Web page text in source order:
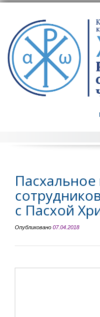
content
с Пасхой
Опубликовано 07.04.2018